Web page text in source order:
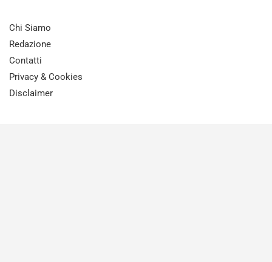
Chi Siamo
Redazione
Contatti
Privacy & Cookies
Disclaimer